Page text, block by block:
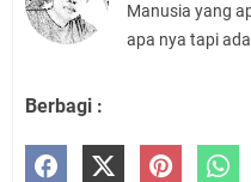
Manusia yang
apa nya tapi
Berbagi :